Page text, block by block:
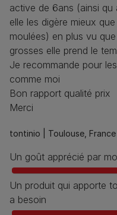
active de 6ans (ainsi
elle les digère mieux
moulées) en plus vu
grosses elle prend le
Je recommande pour
comme moi
Bon rapport qualité prix
Merci
tontinio | Toulouse, France |
Un goût apprécié par
Un produit qui apporte
a besoin